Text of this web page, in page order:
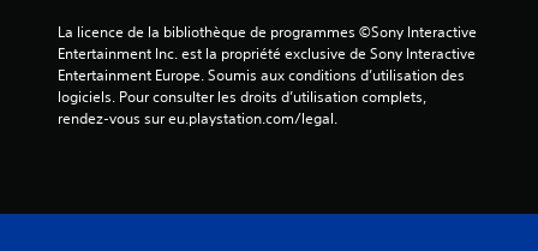
La licence de la bibliothèque de programmes ©Sony Interactive
Entertainment Inc. est la propriété exclusive de Sony Interactive
Entertainment Europe. Soumis aux conditions d’utilisation des
logiciels. Pour consulter les droits d’utilisation complets,
rendez-vous sur eu.playstation.com/legal.